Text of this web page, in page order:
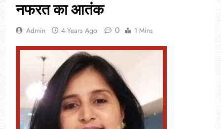
नफरत का आतंक
Admin 4 Years Ago 0 1 Mins